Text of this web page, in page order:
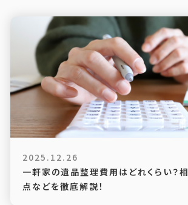
2025.12.26
一軒家の遺品整理費用はどれくらい？相
点などを徹底解説！